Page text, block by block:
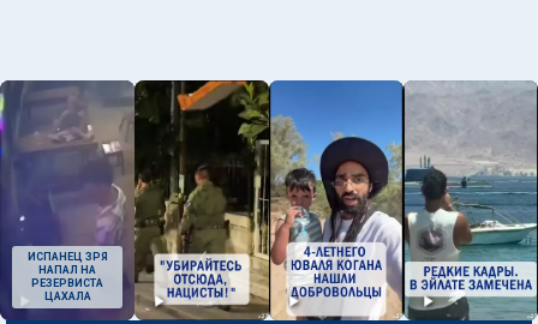
ИСПАНЕЦ ЗРЯ
НАПАЛ НА
РЕЗЕРВИСТА
ЦАХАЛА